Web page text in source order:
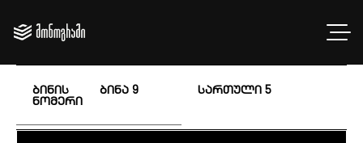
ბინის
ნომერი
ბინა 9 სართული 5